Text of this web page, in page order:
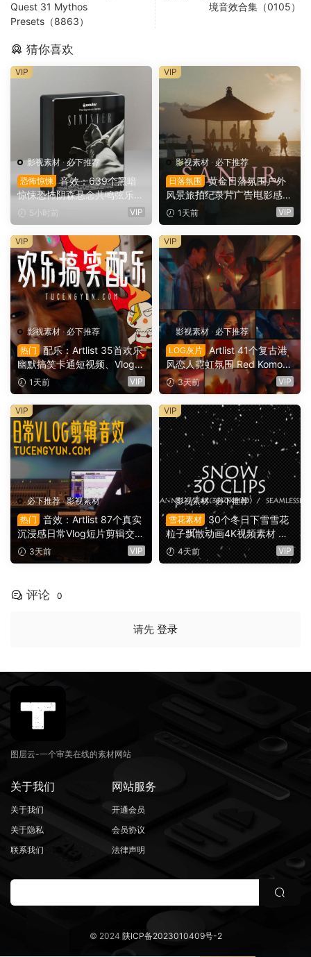
Quest 31 Mythos
Presets（8863）
境音效合集（0105）
猜你喜欢
影视素材 · 必下推荐
恐怖惊悚 音效：639个黑暗
惊悚恐怖阴森悬念共鸣弦乐电
影广告游戏音效素材 Ocular
Sounds – Sinister – Horror S
FX（16478）
5小时前 VIP
VIP
影视素材 · 必下推荐
日落氛围
黄金日落氛围户外
风景旅拍纪录片广告电影感短
片达芬奇调色节点+LUT调色
预设（16144）
1天前 VIP
VIP
影视素材 · 必下推荐
热门
配乐：Artlist 35首欢乐
幽默搞笑卡通短视频、Vlog、
情景喜剧电影广告配乐BGM
视频背景音乐素材（16141）
1天前 VIP
VIP
影视素材 · 必下推荐
LOG灰片 Artlist 41个复古港
风恋人霓虹氛围 Red Komod
o-X 摄像机实拍4K原始LOG
灰片调色练习视频素材（161
27）
3天前 VIP
VIP
必下推荐·影视素材
热门
音效：Artlist 87个真实
沉浸感日常Vlog短片剪辑交互
动作多功能拟真音效包（161
28）
3天前 VIP
VIP
影视素材·必下推荐
雪花素材
30个冬日下雪雪花
粒子飘散动画4K视频素材 含a
lpha透明通道 Realistic Snow
Effects Pack（16126）
4天前 VIP
VIP
评论 0
请先 登录
图层云-一个审美在线的素材网站
关于我们
关于我们
关于隐私
联系我们
网站服务
开通会员
会员协议
法律声明
© 2024 陕ICP备2023010409号-2